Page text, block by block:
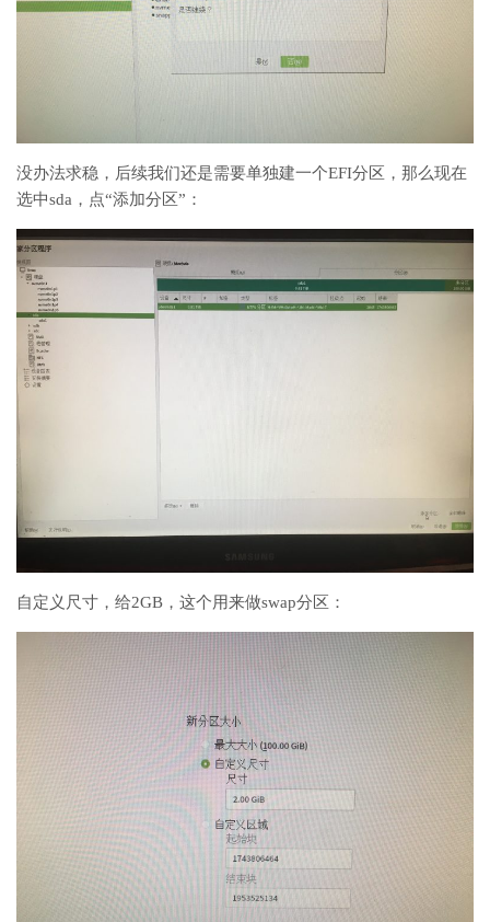
没办法求稳，后续我们还是需要单独建一个EFI分区，那么现在
选中sda，点“添加分区”：
自定义尺寸，给2GB，这个用来做swap分区：